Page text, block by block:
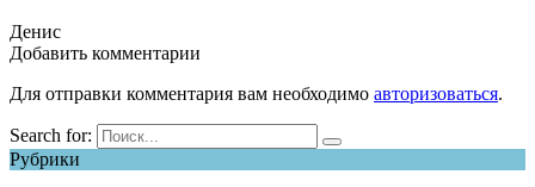
Денис
Добавить комментарии
Для отправки комментария вам необходимо авторизоваться.
Search for:
Рубрики